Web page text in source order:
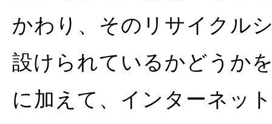
かわり、そのリサイクル
設けられているかどうか
に加えて、インターネッ